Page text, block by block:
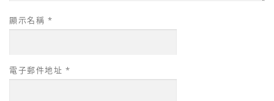
顯示名稱 *
電子郵件地址 *